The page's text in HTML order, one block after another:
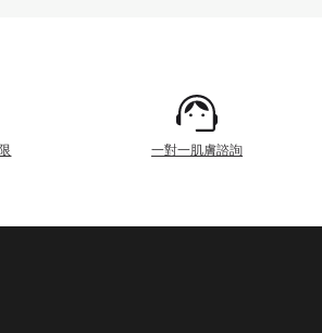
一對一肌膚諮詢